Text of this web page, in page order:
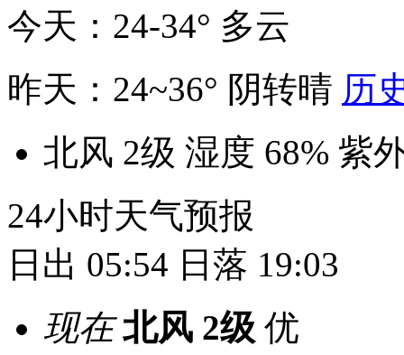
今天：24-34° 多云
昨天：24~36° 阴转晴 历
北风 2级 湿度 68% 紫
24小时天气预报
日出 05:54 日落 19:03
现在 北风 2级 优